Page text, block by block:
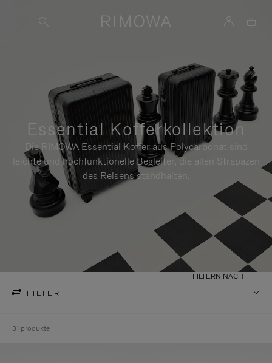
Essential Kofferkollektion
Die RIMOWA Essential Koffer aus Polycarbonat sind
leichte und hochfunktionelle Begleiter, die allen Strapazen
des Reisens standhalten.
FILTER
FILTERN NACH
31 produkte